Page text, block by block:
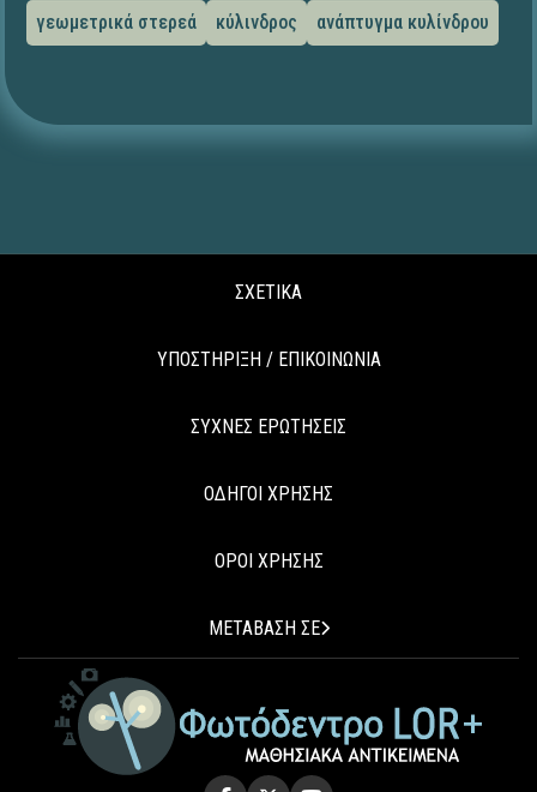
γεωμετρικά στερεά
κύλινδρος ανάπτυγμα κυλίνδρου
ΣΧΕΤΙΚΑ
ΥΠΟΣΤΗΡΙΞΗ / ΕΠΙΚΟΙΝΩΝΙΑ
ΣΥΧΝΕΣ ΕΡΩΤΗΣΕΙΣ
ΟΔΗΓΟΙ ΧΡΗΣΗΣ
ΟΡΟΙ ΧΡΗΣΗΣ
ΜΕΤΑΒΑΣΗ ΣΕ